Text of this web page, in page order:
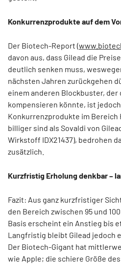
Konkurrenzprodukte auf dem
Der Biotech-Report (
davon aus, dass Gilead die
deutlich senken muss,
nächsten Jahren zurückgehen
einem anderen Blockbuster, der
kompensieren könnte, ist
Konkurrenzprodukte im Bereich
billiger sind als Sovaldi von
Wirkstoff IDX21437), bedrohen
zusätzlich.
Kurzfristig Erholung denkbar –
Fazit: Aus ganz kurzfristiger
den Bereich zwischen 95 und
Basis erscheint ein Anstieg bis
Langfristig bleibt Gilead jedoch
Der Biotech-Gigant hat
wie Apple; die schiere Größe